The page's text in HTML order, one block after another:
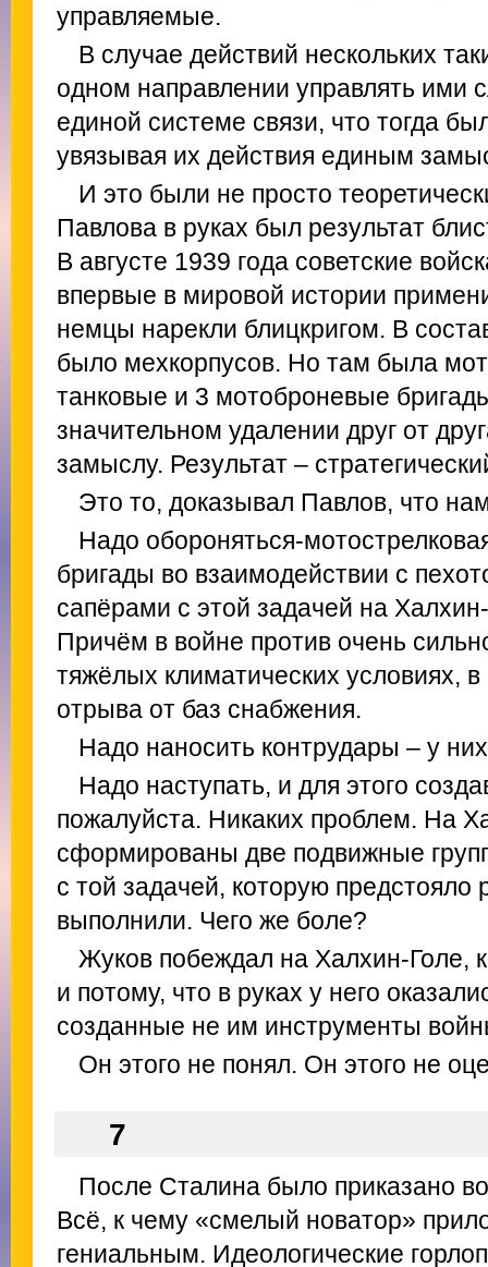
управляемые.
В случае действий нескольких
одном направлении управлять ими
единой системе связи, что тогда
увязывая их действия единым
И это были не просто
Павлова в руках был результат
В августе 1939 года советские
впервые в мировой истории
немцы нарекли блицкригом. В
было мехкорпусов. Но там была
танковые и 3 мотоброневые
значительном удалении друг от
замыслу. Результат –
Это то, доказывал Павлов, что
Надо обороняться-
бригады во взаимодействии с
сапёрами с этой задачей на
Причём в войне против очень
тяжёлых климатических условиях,
отрыва от баз снабжения.
Надо наносить контрудары – у
Надо наступать, и для этого
пожалуйста. Никаких проблем. На
сформированы две подвижные
с той задачей, которую
выполнили. Чего же боле?
Жуков побеждал на Халхин-Голе,
и потому, что в руках у него
созданные не им инструменты
Он этого не понял. Он этого не
7
После Сталина было приказано
Всё, к чему «смелый новатор»
гениальным. Идеологические